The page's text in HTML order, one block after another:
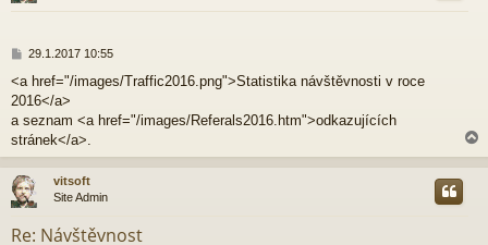
P
í
s
p
ě
k
29.1.2017 10:55
<a href="/images/Traffic2016.png">Statistika návštěvnosti v roce
2016</a>
a seznam <a href="/images/Referals2016.htm">odkazujících
stránek</a>.
a
vitsoft
Site Admin
Re: Návštěvnost